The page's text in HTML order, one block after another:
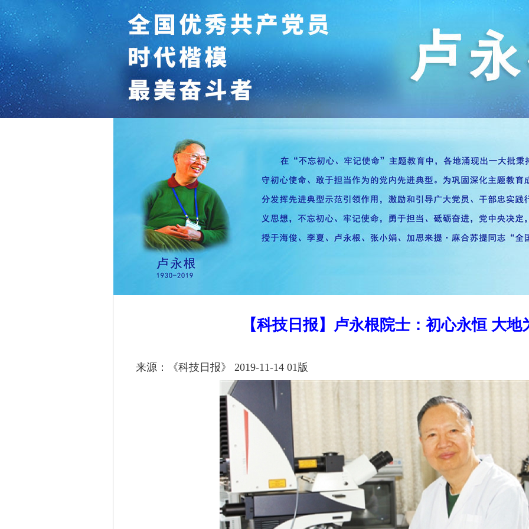
【科技日报】卢永根院士：初心永恒 大地
来源：《科技日报》 2019-11-14 01版